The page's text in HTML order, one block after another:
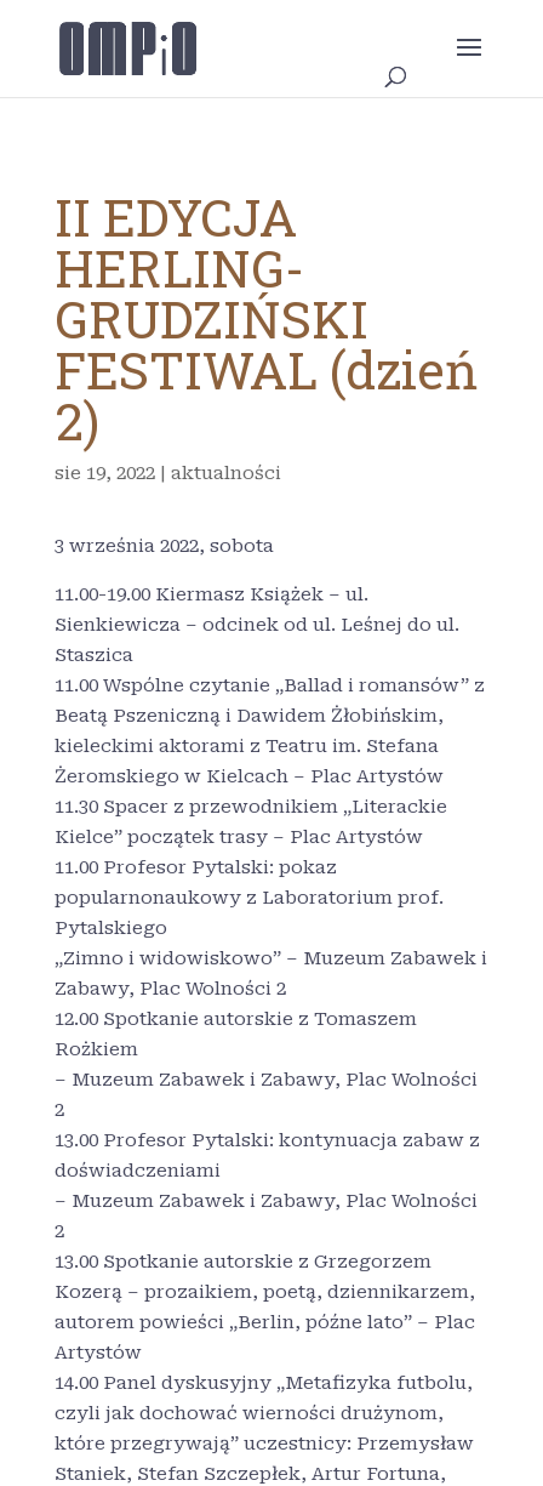
II EDYCJA
HERLING-
GRUDZIŃSKI
FESTIWAL (dzień
2)
sie 19, 2022| aktualności
3 września 2022, sobota
11.00-19.00 Kiermasz Książek – ul.
Sienkiewicza – odcinek od ul. Leśnej do ul.
Staszica
11.00 Wspólne czytanie „Ballad i romansów” z
Beatą Pszeniczną i Dawidem Żłobińskim,
kieleckimi aktorami z Teatru im. Stefana
Żeromskiego w Kielcach – Plac Artystów
11.30 Spacer z przewodnikiem „Literackie
Kielce” początek trasy – Plac Artystów
11.00 Profesor Pytalski: pokaz
popularnonaukowy z Laboratorium prof.
Pytalskiego
„Zimno i widowiskowo” – Muzeum Zabawek i
Zabawy, Plac Wolności 2
12.00 Spotkanie autorskie z Tomaszem
Rożkiem
– Muzeum Zabawek i Zabawy, Plac Wolności
2
13.00 Profesor Pytalski: kontynuacja zabaw z
doświadczeniami
– Muzeum Zabawek i Zabawy, Plac Wolności
2
13.00 Spotkanie autorskie z Grzegorzem
Kozerą – prozaikiem, poetą, dziennikarzem,
autorem powieści „Berlin, późne lato” – Plac
Artystów
14.00 Panel dyskusyjny „Metafizyka futbolu,
czyli jak dochować wierności drużynom,
które przegrywają” uczestnicy: Przemysław
Staniek, Stefan Szczepłek, Artur Fortuna,